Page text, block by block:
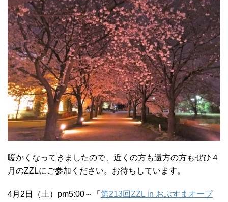
暖かくなってきましたので、近くの方も遠方の方もぜひ４
月のZZLにご参加ください。お待ちしています。
4月2日（土）pm5:00～「 第213回ZZL in おぶすまオープ